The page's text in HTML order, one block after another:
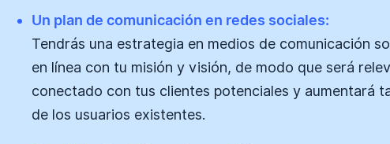
Un plan de comunicación en redes sociales:
Tendrás una estrategia en medios de comunicación
en línea con tu misión y visión, de modo que será
conectado con tus clientes potenciales y aumentará
de los usuarios existentes.